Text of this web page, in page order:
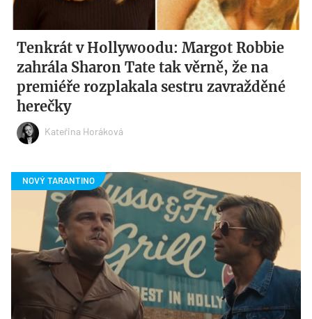
Tenkrát v Hollywoodu: Margot Robbie
zahrála Sharon Tate tak věrně, že na
premiéře rozplakala sestru zavražděné
herečky
Kateřina Horáková